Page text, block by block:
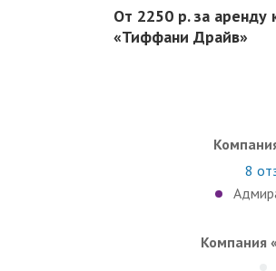
От 2250 р. за аренду
«Тиффани Драйв»
8
Компания